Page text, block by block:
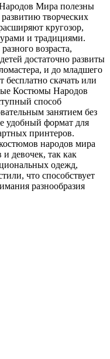
Мира полезны
творческих
кругозор,
и традициями.
возраста,
достаточно развиты
и до младшего
бесплатно скачать или
Костюмы Народов
способ
занятием без
удобный формат для
принтеров.
народов мира
и девочек, так как
одежд,
что способствует
разнообразия